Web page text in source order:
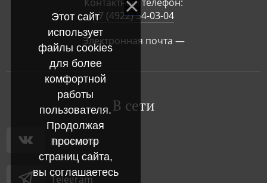
+7 (4922) 54-03-04
Электронная почта —
В сети
Вконтакте
Telegram
Этот сайт
использует
файлы cookies
для более
комфортной
работы
пользователя.
Продолжая
просмотр
страниц сайта,
вы соглашаетесь